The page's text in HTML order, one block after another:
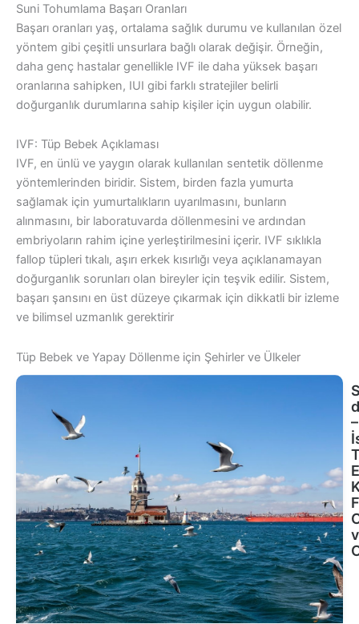
Suni Tohumlama Başarı Oranları
Başarı oranları yaş, ortalama sağlık durumu ve kullanılan özel
yöntem gibi çeşitli unsurlara bağlı olarak değişir. Örneğin,
daha genç hastalar genellikle IVF ile daha yüksek başarı
oranlarına sahipken, IUI gibi farklı stratejiler belirli
doğurganlık durumlarına sahip kişiler için uygun olabilir.
IVF: Tüp Bebek Açıklaması
IVF, en ünlü ve yaygın olarak kullanılan sentetik döllenme
yöntemlerinden biridir. Sistem, birden fazla yumurta
sağlamak için yumurtalıkların uyarılmasını, bunların
alınmasını, bir laboratuvarda döllenmesini ve ardından
embriyoların rahim içine yerleştirilmesini içerir. IVF sıklıkla
fallop tüpleri tıkalı, aşırı erkek kısırlığı veya açıklanamayan
doğurganlık sorunları olan bireyler için teşvik edilir. Sistem,
başarı şansını en üst düzeye çıkarmak için dikkatli bir izleme
ve bilimsel uzmanlık gerektirir
Tüp Bebek ve Yapay Döllenme için Şehirler ve Ülkeler